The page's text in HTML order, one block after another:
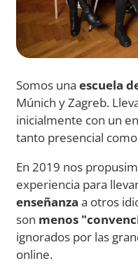
Somos una escuela
Múnich y Zagreb.
inicialmente con un
tanto presencial
En 2019 nos
experiencia para
enseñanza a otros
son menos
ignorados por las
online.